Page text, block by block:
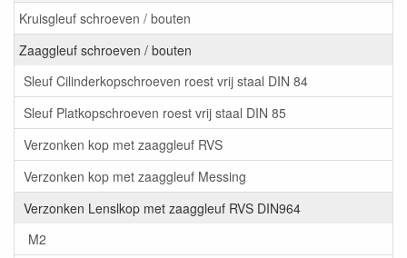
Kruisgleuf schroeven / bouten
Zaaggleuf schroeven / bouten
Sleuf Cilinderkopschroeven roest vrij staal DIN 84
Sleuf Platkopschroeven roest vrij staal DIN 85
Verzonken kop met zaaggleuf RVS
Verzonken kop met zaaggleuf Messing
Verzonken Lenslkop met zaaggleuf RVS DIN964
M2